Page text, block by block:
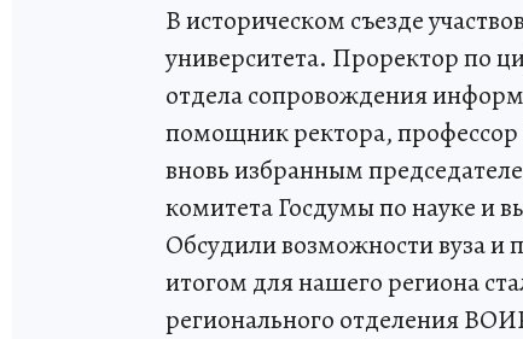
В историческом съезде
университета. Проректор по
отдела сопровождения
помощник ректора, профессор
вновь избранным
комитета Госдумы по науке
Обсудили возможности вуза и
итогом для нашего региона
регионального отделения